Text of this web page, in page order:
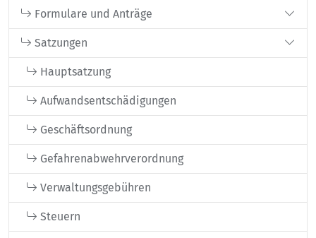
Formulare und Anträge
Satzungen
Hauptsatzung
Aufwandsentschädigungen
Geschäftsordnung
Gefahrenabwehrverordnung
Verwaltungsgebühren
Steuern